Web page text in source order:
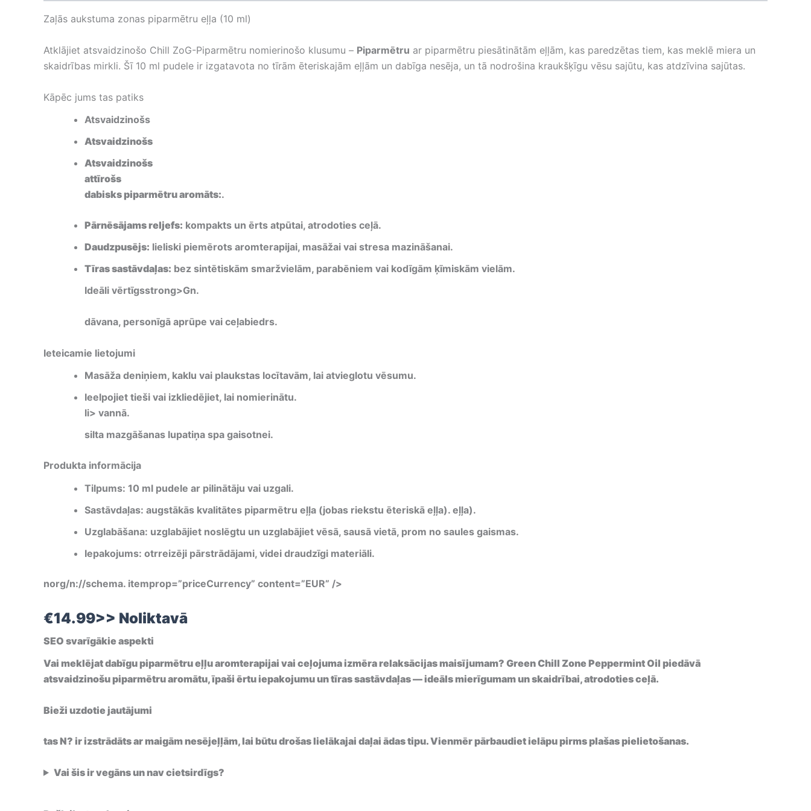
Zaļās aukstuma zonas piparmētru eļļa (10 ml)
Atklājiet atsvaidzinošo Chill ZoG-Piparmētru nomierinošo klusumu – Piparmētru ar piparmētru piesātinātām eļļām, kas paredzētas tiem, kas meklē miera un
skaidrības mirkli. Šī 10 ml pudele ir izgatavota no tīrām ēteriskajām eļļām un dabīga nesēja, un tā nodrošina kraukšķīgu vēsu sajūtu, kas atdzīvina sajūtas.
Kāpēc jums tas patiks
Atsvaidzinošs
Atsvaidzinošs
Atsvaidzinošs
attīrošs
dabisks piparmētru aromāts:.
Pārnēsājams reljefs: kompakts un ērts atpūtai, atrodoties ceļā.
Daudzpusējs: lieliski piemērots aromterapijai, masāžai vai stresa mazināšanai.
Tīras sastāvdaļas: bez sintētiskām smaržvielām, parabēniem vai kodīgām ķīmiskām vielām.
Ideāli vērtīgsstrong>Gn.
dāvana, personīgā aprūpe vai ceļabiedrs.
Ieteicamie lietojumi
Masāža deniņiem, kaklu vai plaukstas locītavām, lai atvieglotu vēsumu.
Ieelpojiet tieši vai izkliedējiet, lai nomierinātu.
li> vannā.
silta mazgāšanas lupatiņa spa gaisotnei.
Produkta informācija
Tilpums: 10 ml pudele ar pilinātāju vai uzgali.
Sastāvdaļas: augstākās kvalitātes piparmētru eļļa (jobas riekstu ēteriskā eļļa). eļļa).
Uzglabāšana: uzglabājiet noslēgtu un uzglabājiet vēsā, sausā vietā, prom no saules gaismas.
Iepakojums: otrreizēji pārstrādājami, videi draudzīgi materiāli.
norg/n://schema. itemprop=”priceCurrency” content=”EUR” />
€14.99>> Noliktavā
SEO svarīgākie aspekti
Vai meklējat dabīgu piparmētru eļļu aromterapijai vai ceļojuma izmēra relaksācijas maisījumam? Green Chill Zone Peppermint Oil piedāvā
atsvaidzinošu piparmētru aromātu, īpaši ērtu iepakojumu un tīras sastāvdaļas — ideāls mierīgumam un skaidrībai, atrodoties ceļā.
Bieži uzdotie jautājumi
tasN? ir izstrādāts ar maigām nesējeļļām, lai būtu drošas lielākajai daļai ādas tipu. Vienmēr pārbaudiet ielāpu pirms plašas pielietošanas.
Vai šis ir vegāns un nav cietsirdīgs?